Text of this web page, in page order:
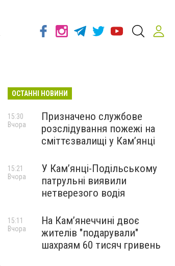
ОСТАННІ НОВИНИ
Призначено службове
розслідування пожежі на
сміттєзвалищі у Кам’янці
15:30
Вчора
У Кам’янці-Подільському
патрульні виявили
нетверезого водія
15:21
Вчора
На Камʼянеччині двоє
жителів "подарували"
шахраям 60 тисяч гривень
15:11
Вчора